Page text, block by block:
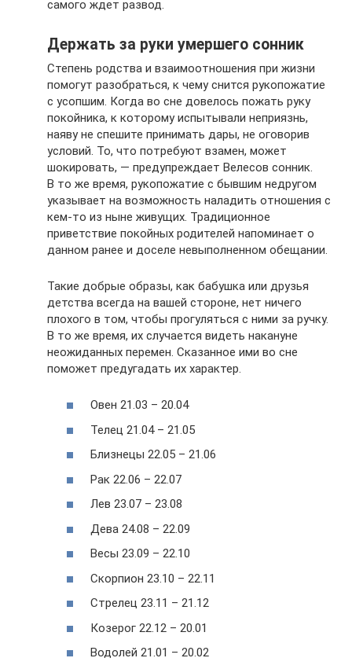
самого ждет развод.
Держать за руки умершего сонник
Степень родства и взаимоотношения при жизни
помогут разобраться, к чему снится рукопожатие
с усопшим. Когда во сне довелось пожать руку
покойника, к которому испытывали неприязнь,
наяву не спешите принимать дары, не оговорив
условий. То, что потребуют взамен, может
шокировать, — предупреждает Велесов сонник.
В то же время, рукопожатие с бывшим недругом
указывает на возможность наладить отношения с
кем-то из ныне живущих. Традиционное
приветствие покойных родителей напоминает о
данном ранее и доселе невыполненном обещании.
Такие добрые образы, как бабушка или друзья
детства всегда на вашей стороне, нет ничего
плохого в том, чтобы прогуляться с ними за ручку.
В то же время, их случается видеть накануне
неожиданных перемен. Сказанное ими во сне
поможет предугадать их характер.
Овен 21.03 – 20.04
Телец 21.04 – 21.05
Близнецы 22.05 – 21.06
Рак 22.06 – 22.07
Лев 23.07 – 23.08
Дева 24.08 – 22.09
Весы 23.09 – 22.10
Скорпион 23.10 – 22.11
Стрелец 23.11 – 21.12
Козерог 22.12 – 20.01
Водолей 21.01 – 20.02